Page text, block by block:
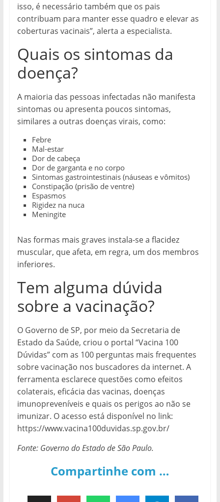
isso, é necessário também que os pais
contribuam para manter esse quadro e elevar as
coberturas vacinais”, alerta a especialista.
Quais os sintomas da
doença?
A maioria das pessoas infectadas não manifesta
sintomas ou apresenta poucos sintomas,
similares a outras doenças virais, como:
Febre
Mal-estar
Dor de cabeça
Dor de garganta e no corpo
Sintomas gastrointestinais (náuseas e vômitos)
Constipação (prisão de ventre)
Espasmos
Rigidez na nuca
Meningite
Nas formas mais graves instala-se a flacidez
muscular, que afeta, em regra, um dos membros
inferiores.
Tem alguma dúvida
sobre a vacinação?
O Governo de SP, por meio da Secretaria de
Estado da Saúde, criou o portal “Vacina 100
Dúvidas” com as 100 perguntas mais frequentes
sobre vacinação nos buscadores da internet. A
ferramenta esclarece questões como efeitos
colaterais, eficácia das vacinas, doenças
imunopreveníveis e quais os perigos ao não se
imunizar. O acesso está disponível no link:
https://www.vacina100duvidas.sp.gov.br/
Fonte: Governo do Estado de São Paulo.
Compartinhe com …